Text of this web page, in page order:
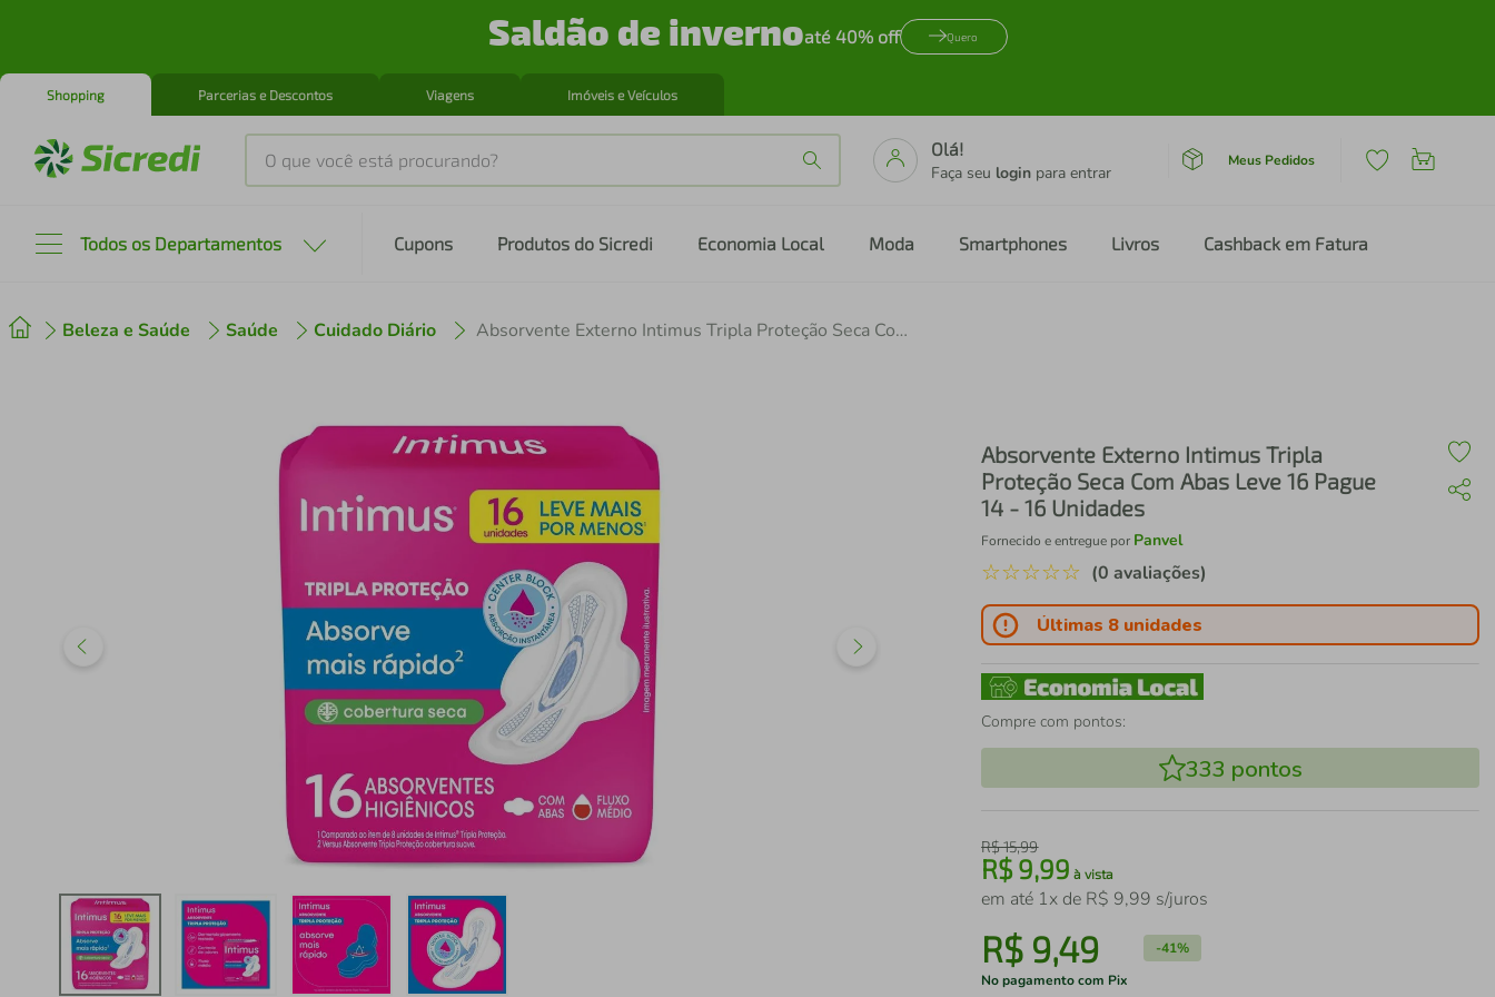
Saldão de invernoaté 40% off Quero
Shopping Parcerias e Descontos Viagens Imóveis e Veículos
O que você está procurando?
Olá!
Faça seu login para entrar
Meus Pedidos
Todos os Departamentos Cupons Produtos do Sicredi Economia Local Moda Smartphones Livros Cashback em Fatura
Beleza e Saúde Saúde Cuidado Diário Absorvente Externo Intimus Tripla Proteção Seca Com Abas Leve 16 Pague 14 - 16 Unidades
Absorvente Externo Intimus Tripla
Proteção Seca Com Abas Leve 16 Pague
14 - 16 Unidades
Fornecido e entregue por Panvel
☆☆☆☆☆ (0 avaliações)
Últimas 8 unidades
Compre com pontos:
333 pontos
R$15,99
R$9,99 à vista
em até 1x de R$ 9,99 s/juros
R$ 9,49 -41%
No pagamento com Pix
2º cafeteira
air fryer